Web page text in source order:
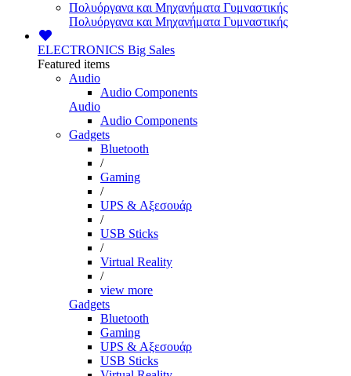
Πολυόργανα και Μηχανήματα Γυμναστικής
Πολυόργανα και Μηχανήματα Γυμναστικής
ELECTRONICS Big Sales
Featured items
Audio
Audio Components
Audio
Audio Components
Gadgets
Bluetooth
/
Gaming
/
UPS & Αξεσουάρ
/
USB Sticks
/
Virtual Reality
/
view more
Gadgets
Bluetooth
Gaming
UPS & Αξεσουάρ
USB Sticks